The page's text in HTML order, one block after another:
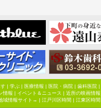
| 学ぶ| 医療情報 | 医院・病院| 歯科医院|
情報 | イベント＆ニュース | 近所の映画情報
域情報サイト→ | 江戸川区時間 | 江東区時間